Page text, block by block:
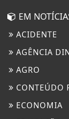
EM
ACIDENTE
AGÊNCIA
AGRO
CONTEÚDO
ECONOMIA